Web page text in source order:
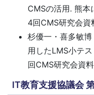
CMSの活用. 熊
4回CMS研究会資
杉優一・喜多敏
用したLMS小テ
回CMS研究会資
IT教育支援協議会